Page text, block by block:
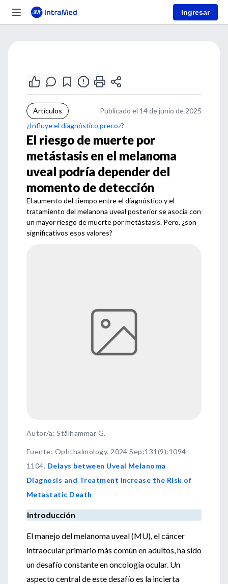
Ingresar
Artículos
Publicado el 14 de junio de 2025
¿Influye el diagnóstico precoz?
El riesgo de muerte por
metástasis en el melanoma
uveal podría depender del
momento de detección
El aumento del tiempo entre el diagnóstico y el
tratamiento del melanona uveal posterior se asocia con
un mayor riesgo de muerte por metástasis. Pero, ¿son
significativos esos valores?
Autor/a: Stålhammar G.
Fuente: Ophthalmology. 2024 Sep;131(9):1094-
1104. Delays between Uveal Melanoma
Diagnosis and Treatment Increase the Risk of
Metastatic Death
Introducción
El manejo del melanoma uveal (MU), el cáncer
intraocular primario más común en adultos, ha sido
un desafío constante en oncología ocular. Un
aspecto central de este desafío es la incierta